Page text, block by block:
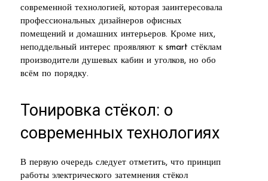
современной технологией, которая заинтересовала
профессиональных дизайнеров офисных
помещений и домашних интерьеров. Кроме них,
неподдельный интерес проявляют к smart стёклам
производители душевых кабин и уголков, но обо
всём по порядку.
Тонировка стёкол: о
современных технологиях
В первую очередь следует отметить, что принцип
работы электрического затемнения стёкол